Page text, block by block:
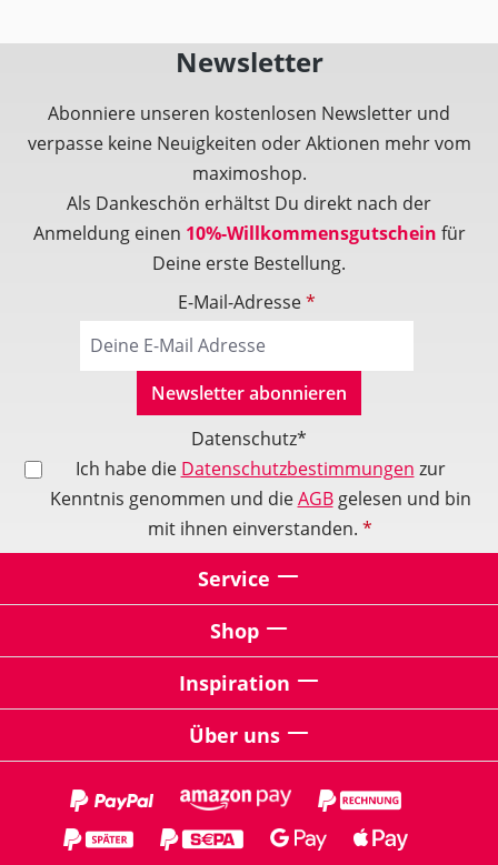
Newsletter
Abonniere unseren kostenlosen Newsletter und
verpasse keine Neuigkeiten oder Aktionen mehr vom
maximoshop.
Als Dankeschön erhältst Du direkt nach der
Anmeldung einen 10%-Willkommensgutschein für
Deine erste Bestellung.
E-Mail-Adresse*
Newsletter abonnieren
Datenschutz*
Ich habe die Datenschutzbestimmungen zur
Kenntnis genommen und dieAGBgelesen und bin
mit ihnen einverstanden. *
Service
Shop
Inspiration
Über uns